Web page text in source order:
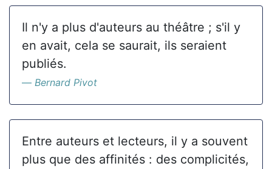
Il n'y a plus d'auteurs au théâtre ; s'il y
en avait, cela se saurait, ils seraient
publiés.
Bernard Pivot
Entre auteurs et lecteurs, il y a souvent
plus que des affinités : des complicités,